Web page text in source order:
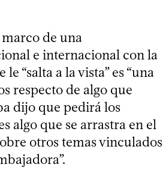
de una
e internacional con la
“salta a la vista” es “una
respecto de algo que
dijo que pedirá los
algo que se arrastra en el
otros temas vinculados